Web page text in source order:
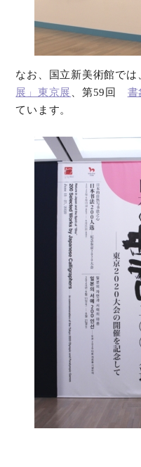
なお、国立新美術館では
展」東京展 、第59回 書
ています。